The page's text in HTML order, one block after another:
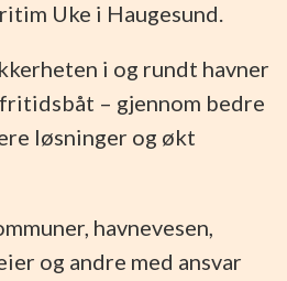
Uke i Haugesund.
i og rundt havner
– gjennom bedre
løsninger og økt
havnevesen,
og andre med ansvar